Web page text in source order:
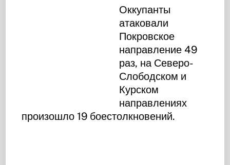
Оккупанты
атаковали
Покровское
направление 49
раз, на Северо-
Слободском и
Курском
направлениях
произошло 19 боестолкновений.